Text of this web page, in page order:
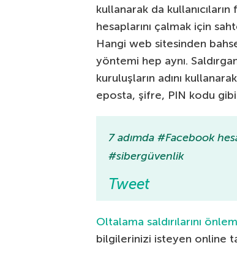
kullanarak da
hesaplarını çalmak için
Hangi web sitesinden
yöntemi hep aynı.
kuruluşların adını
eposta, şifre, PIN kodu
7 adımda #Facebook
#sibergüvenlik
Tweet
Oltalama saldırılarını
bilgilerinizi isteyen online